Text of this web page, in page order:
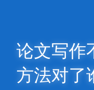
免费福利
论文写作
方法对了